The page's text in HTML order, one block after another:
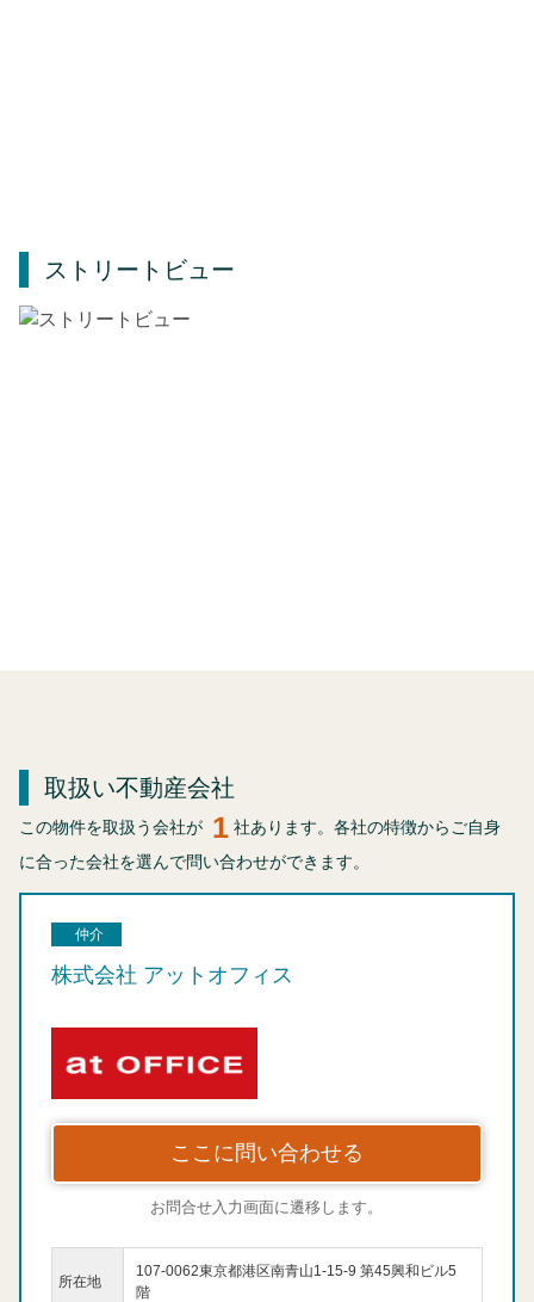
ストリートビュー
取扱い不動産会社
この物件を取扱う会社が 1 社あります。各社の特徴からご自身
に合った会社を選んで問い合わせができます。
仲介
株式会社 アットオフィス
ここに問い合わせる
お問合せ入力画面に遷移します。
所在地
107-0062東京都港区南青山1-15-9 第45興和ビル5
階